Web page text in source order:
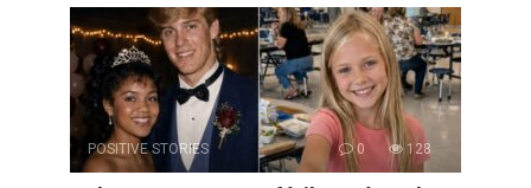
POSITIVE STORIES 0 128